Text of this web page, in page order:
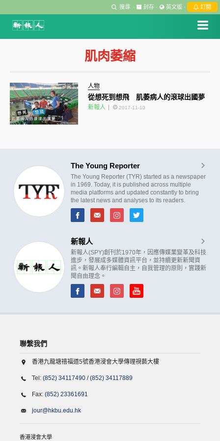
搜尋 · 封存 · 英文版 · 訂閱
肌肉萎縮
人物
從想死到想飛 肌萎病人的滾球出國夢
新報人 2017-11-10
The Young Reporter
The Young Reporter (TYR) started as a newspaper
in 1969. Today, it is published across multiple
media platforms and updated constantly to bring
the latest news and analyses to its readers.
新報人
新報人(SPY)創刊於1970年，因應傳媒業變革及科技
進步，發展成多媒體資訊平台，並持續更新新聞資
訊。新報人奉行編輯自主，自我管理的原則，實踐新
聞自由理念。
聯繫我們
香港九龍塘禧福道5號香港浸會大學傳理視藝大樓
Tel: (852) 34117490 /(852) 34117889
Fax: (852) 23361691
jour@hkbu.edu.hk
香港浸會大學